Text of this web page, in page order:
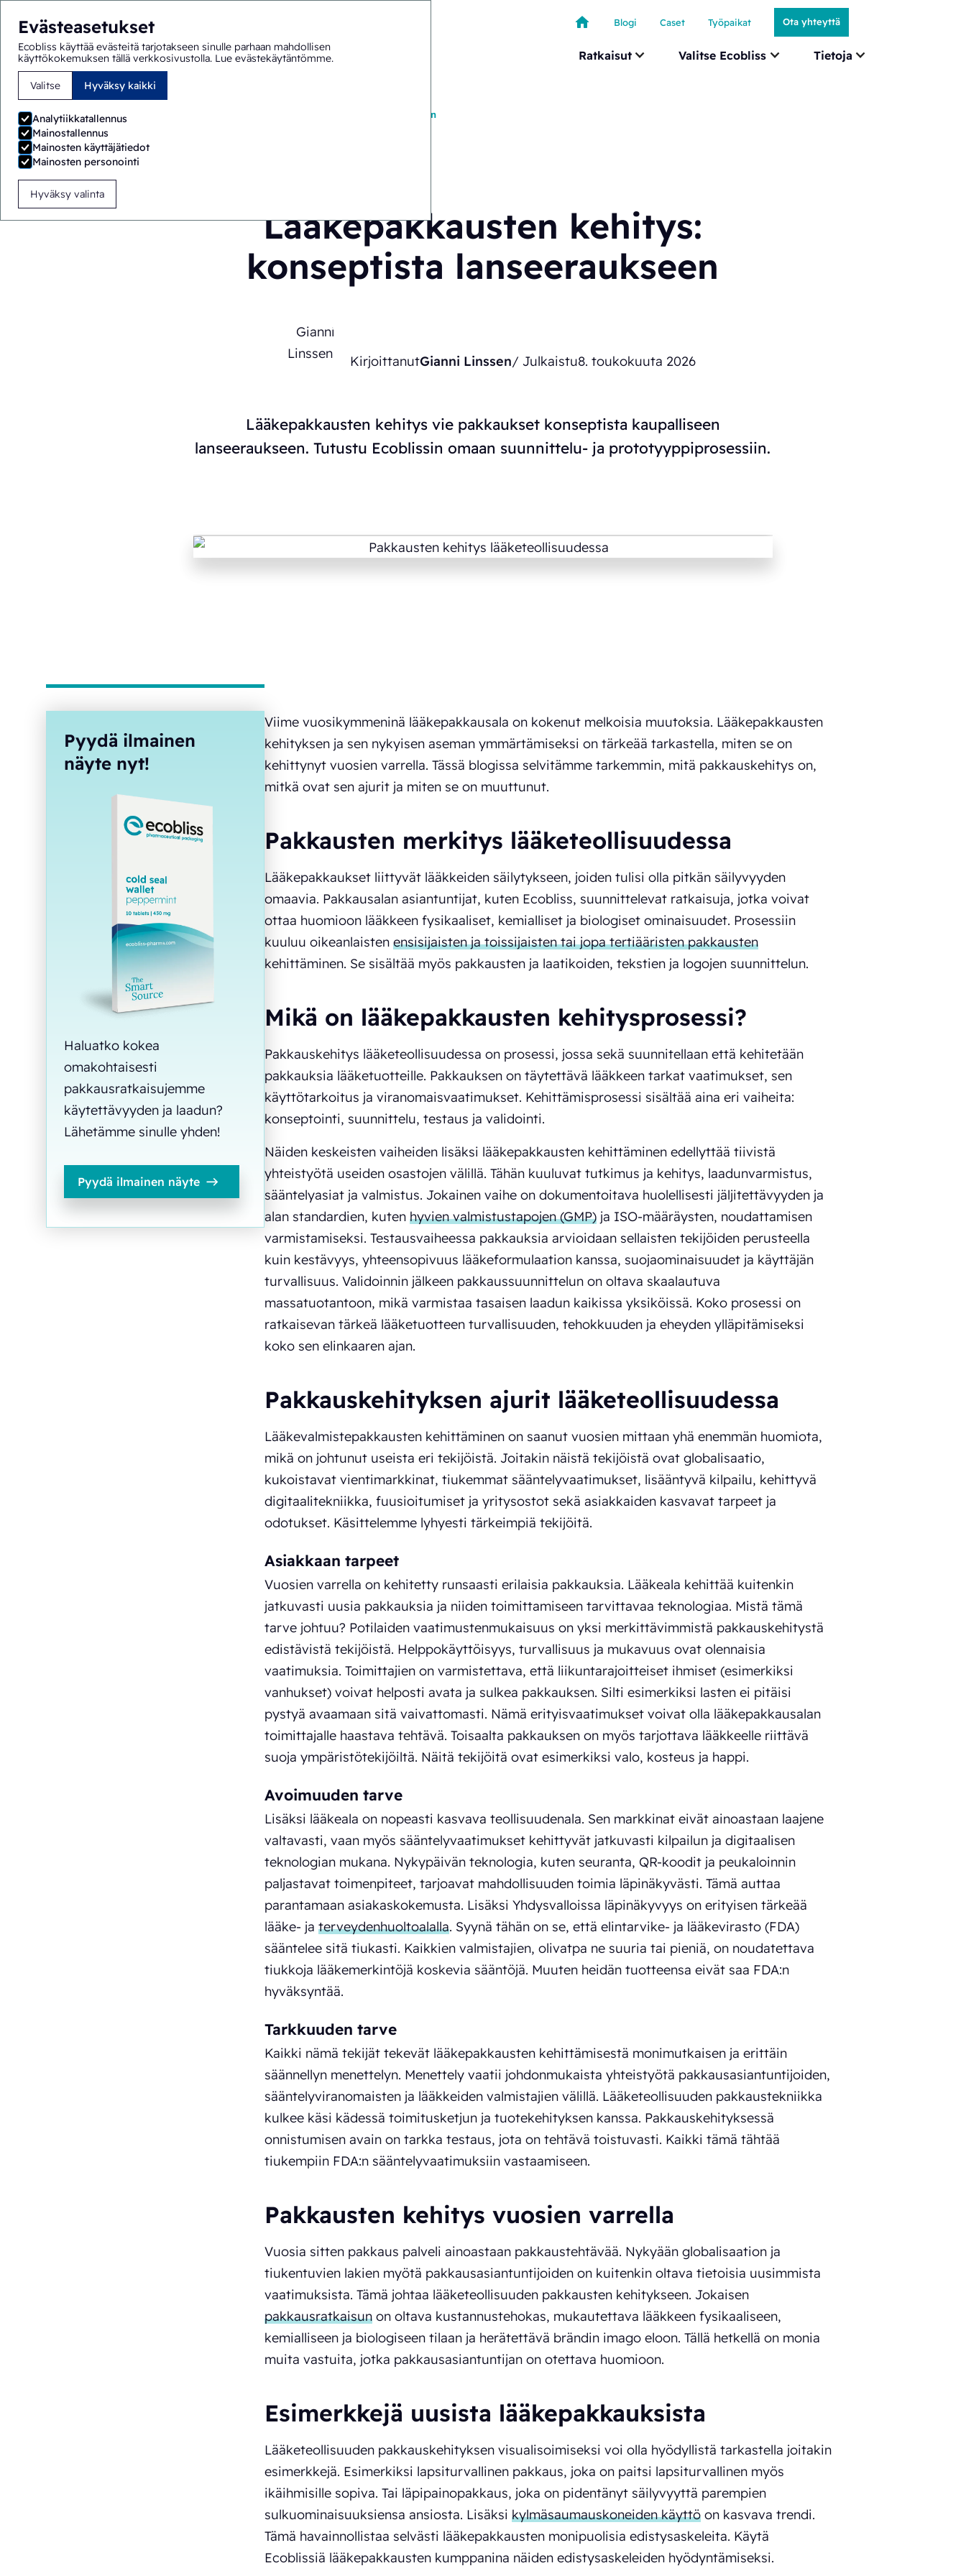
Evästeasetukset
Ecobliss käyttää evästeitä tarjotakseen sinulle parhaan mahdollisen
käyttökokemuksen tällä verkkosivustolla. Lue evästekäytäntömme.
Valitse Hyväksy kaikki
Analytiikkatallennus
Mainostallennus
Mainosten käyttäjätiedot
Mainosten personointi
Hyväksy valinta
Ratkaisut Valitse Ecobliss Tietoja
Blogi Caset Työpaikat Ota yhteyttä
Olet täällä: Etusivu Lääkepakkausten kehitys: konseptista lanseeraukseen
Lääkepakkausten kehitys:
konseptista lanseeraukseen
KirjoittanutGianni Linssen/ Julkaistu8. toukokuuta 2026
Lääkepakkausten kehitys vie pakkaukset konseptista kaupalliseen
lanseeraukseen. Tutustu Ecoblissin omaan suunnittelu- ja prototyyppiprosessiin.
Pyydä ilmainen
näyte nyt!
Haluatko kokea
omakohtaisesti
pakkausratkaisujemme
käytettävyyden ja laadun?
Lähetämme sinulle yhden!
Pyydä ilmainen näyte
Viime vuosikymmeninä lääkepakkausala on kokenut melkoisia muutoksia. Lääkepakkausten
kehityksen ja sen nykyisen aseman ymmärtämiseksi on tärkeää tarkastella, miten se on
kehittynyt vuosien varrella. Tässä blogissa selvitämme tarkemmin, mitä pakkauskehitys on,
mitkä ovat sen ajurit ja miten se on muuttunut.
Pakkausten merkitys lääketeollisuudessa
Lääkepakkaukset liittyvät lääkkeiden säilytykseen, joiden tulisi olla pitkän säilyvyyden
omaavia. Pakkausalan asiantuntijat, kuten Ecobliss, suunnittelevat ratkaisuja, jotka voivat
ottaa huomioon lääkkeen fysikaaliset, kemialliset ja biologiset ominaisuudet. Prosessiin
kuuluu oikeanlaisten ensisijaisten ja toissijaisten tai jopa tertiääristen pakkausten
kehittäminen. Se sisältää myös pakkausten ja laatikoiden, tekstien ja logojen suunnittelun.
Mikä on lääkepakkausten kehitysprosessi?
Pakkauskehitys lääketeollisuudessa on prosessi, jossa sekä suunnitellaan että kehitetään
pakkauksia lääketuotteille. Pakkauksen on täytettävä lääkkeen tarkat vaatimukset, sen
käyttötarkoitus ja viranomaisvaatimukset. Kehittämisprosessi sisältää aina eri vaiheita:
konseptointi, suunnittelu, testaus ja validointi.
Näiden keskeisten vaiheiden lisäksi lääkepakkausten kehittäminen edellyttää tiivistä
yhteistyötä useiden osastojen välillä. Tähän kuuluvat tutkimus ja kehitys, laadunvarmistus,
sääntelyasiat ja valmistus. Jokainen vaihe on dokumentoitava huolellisesti jäljitettävyyden ja
alan standardien, kuten hyvien valmistustapojen (GMP) ja ISO-määräysten, noudattamisen
varmistamiseksi. Testausvaiheessa pakkauksia arvioidaan sellaisten tekijöiden perusteella
kuin kestävyys, yhteensopivuus lääkeformulaation kanssa, suojaominaisuudet ja käyttäjän
turvallisuus. Validoinnin jälkeen pakkaussuunnittelun on oltava skaalautuva
massatuotantoon, mikä varmistaa tasaisen laadun kaikissa yksiköissä. Koko prosessi on
ratkaisevan tärkeä lääketuotteen turvallisuuden, tehokkuuden ja eheyden ylläpitämiseksi
koko sen elinkaaren ajan.
Pakkauskehityksen ajurit lääketeollisuudessa
Lääkevalmistepakkausten kehittäminen on saanut vuosien mittaan yhä enemmän huomiota,
mikä on johtunut useista eri tekijöistä. Joitakin näistä tekijöistä ovat globalisaatio,
kukoistavat vientimarkkinat, tiukemmat sääntelyvaatimukset, lisääntyvä kilpailu, kehittyvä
digitaalitekniikka, fuusioitumiset ja yritysostot sekä asiakkaiden kasvavat tarpeet ja
odotukset. Käsittelemme lyhyesti tärkeimpiä tekijöitä.
Asiakkaan tarpeet
Vuosien varrella on kehitetty runsaasti erilaisia pakkauksia. Lääkeala kehittää kuitenkin
jatkuvasti uusia pakkauksia ja niiden toimittamiseen tarvittavaa teknologiaa. Mistä tämä
tarve johtuu? Potilaiden vaatimustenmukaisuus on yksi merkittävimmistä pakkauskehitystä
edistävistä tekijöistä. Helppokäyttöisyys, turvallisuus ja mukavuus ovat olennaisia
vaatimuksia. Toimittajien on varmistettava, että liikuntarajoitteiset ihmiset (esimerkiksi
vanhukset) voivat helposti avata ja sulkea pakkauksen. Silti esimerkiksi lasten ei pitäisi
pystyä avaamaan sitä vaivattomasti. Nämä erityisvaatimukset voivat olla lääkepakkausalan
toimittajalle haastava tehtävä. Toisaalta pakkauksen on myös tarjottava lääkkeelle riittävä
suoja ympäristötekijöiltä. Näitä tekijöitä ovat esimerkiksi valo, kosteus ja happi.
Avoimuuden tarve
Lisäksi lääkeala on nopeasti kasvava teollisuudenala. Sen markkinat eivät ainoastaan laajene
valtavasti, vaan myös sääntelyvaatimukset kehittyvät jatkuvasti kilpailun ja digitaalisen
teknologian mukana. Nykypäivän teknologia, kuten seuranta, QR-koodit ja peukaloinnin
paljastavat toimenpiteet, tarjoavat mahdollisuuden toimia läpinäkyvästi. Tämä auttaa
parantamaan asiakaskokemusta. Lisäksi Yhdysvalloissa läpinäkyvyys on erityisen tärkeää
lääke- ja terveydenhuoltoalalla. Syynä tähän on se, että elintarvike- ja lääkevirasto (FDA)
sääntelee sitä tiukasti. Kaikkien valmistajien, olivatpa ne suuria tai pieniä, on noudatettava
tiukkoja lääkemerkintöjä koskevia sääntöjä. Muuten heidän tuotteensa eivät saa FDA:n
hyväksyntää.
Tarkkuuden tarve
Kaikki nämä tekijät tekevät lääkepakkausten kehittämisestä monimutkaisen ja erittäin
säännellyn menettelyn. Menettely vaatii johdonmukaista yhteistyötä pakkausasiantuntijoiden,
sääntelyviranomaisten ja lääkkeiden valmistajien välillä. Lääketeollisuuden pakkaustekniikka
kulkee käsi kädessä toimitusketjun ja tuotekehityksen kanssa. Pakkauskehityksessä
onnistumisen avain on tarkka testaus, jota on tehtävä toistuvasti. Kaikki tämä tähtää
tiukempiin FDA:n sääntelyvaatimuksiin vastaamiseen.
Pakkausten kehitys vuosien varrella
Vuosia sitten pakkaus palveli ainoastaan pakkaustehtävää. Nykyään globalisaation ja
tiukentuvien lakien myötä pakkausasiantuntijoiden on kuitenkin oltava tietoisia uusimmista
vaatimuksista. Tämä johtaa lääketeollisuuden pakkausten kehitykseen. Jokaisen
pakkausratkaisun on oltava kustannustehokas, mukautettava lääkkeen fysikaaliseen,
kemialliseen ja biologiseen tilaan ja herätettävä brändin imago eloon. Tällä hetkellä on monia
muita vastuita, jotka pakkausasiantuntijan on otettava huomioon.
Esimerkkejä uusista lääkepakkauksista
Lääketeollisuuden pakkauskehityksen visualisoimiseksi voi olla hyödyllistä tarkastella joitakin
esimerkkejä. Esimerkiksi lapsiturvallinen pakkaus, joka on paitsi lapsiturvallinen myös
ikäihmisille sopiva. Tai läpipainopakkaus, joka on pidentänyt säilyvyyttä parempien
sulkuominaisuuksiensa ansiosta. Lisäksi kylmäsaumauskoneiden käyttö on kasvava trendi.
Tämä havainnollistaa selvästi lääkepakkausten monipuolisia edistysaskeleita. Käytä
Ecoblissiä lääkepakkausten kumppanina näiden edistysaskeleiden hyödyntämiseksi.